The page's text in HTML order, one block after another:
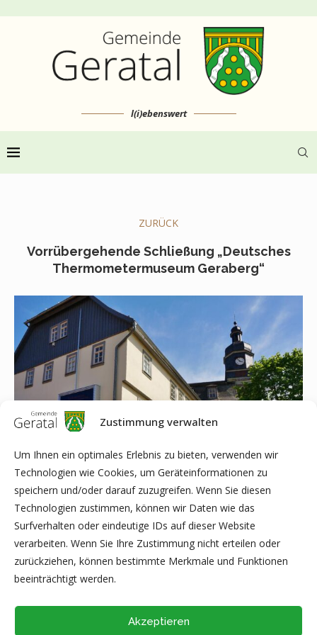
Zustimmung verwalten
Um Ihnen ein optimales Erlebnis zu bieten, verwenden wir
Technologien wie Cookies, um Geräteinformationen zu
speichern und/oder darauf zuzugreifen. Wenn Sie diesen
Technologien zustimmen, können wir Daten wie das
Surfverhalten oder eindeutige IDs auf dieser Website
verarbeiten. Wenn Sie Ihre Zustimmung nicht erteilen oder
zurückziehen, können bestimmte Merkmale und Funktionen
beeinträchtigt werden.
Akzeptieren
l(i)ebenswert
ZURÜCK
Vorrübergehende Schließung „Deutsches
Thermometermuseum Geraberg“
Das Deutsche Thermometermuseum Geraberg bleibt vom
27.11.2023 bis einschließlich 03.12.2023 geschlossen.
Danke für Ihr Verständnis!